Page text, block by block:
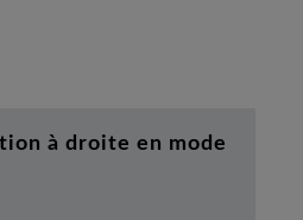
à droite en mode